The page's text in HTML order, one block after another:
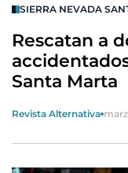
SIERRA NEVADA
Rescatan a
Santa Marta
Revista Alternativa